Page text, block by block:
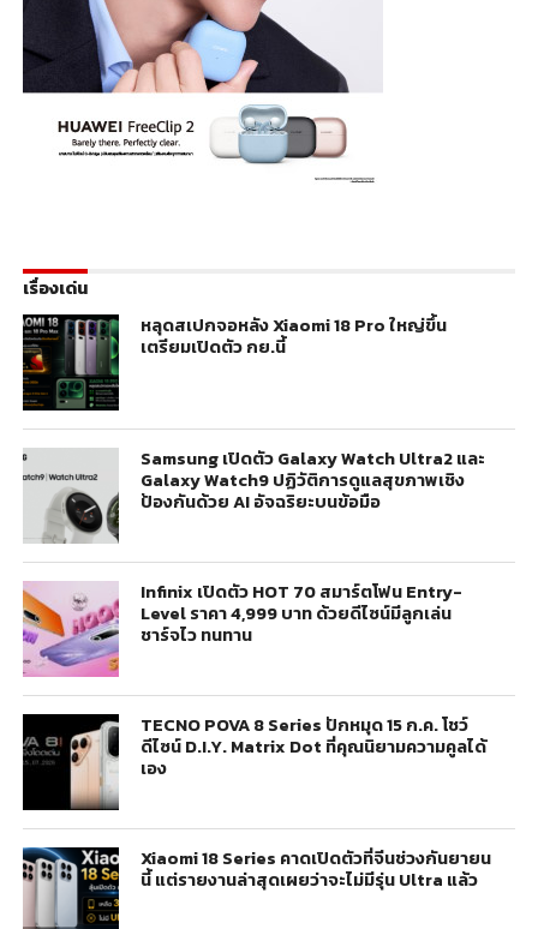
เรื่องเด่น
หลุดสเปกจอหลัง Xiaomi 18 Pro ใหญ่ขึ้น
เตรียมเปิดตัว กย.นี้
Samsung เปิดตัว Galaxy Watch Ultra2 และ
Galaxy Watch9 ปฏิวัติการดูแลสุขภาพเชิง
ป้องกันด้วย AI อัจฉริยะบนข้อมือ
Infinix เปิดตัว HOT 70 สมาร์ตโฟน Entry-
Level ราคา 4,999 บาท ด้วยดีไซน์มีลูกเล่น
ชาร์จไว ทนทาน
TECNO POVA 8 Series ปักหมุด 15 ก.ค. โชว์
ดีไซน์ D.I.Y. Matrix Dot ที่คุณนิยามความคูลได้
เอง
Xiaomi 18 Series คาดเปิดตัวที่จีนช่วงกันยายน
นี้ แต่รายงานล่าสุดเผยว่าจะไม่มีรุ่น Ultra แล้ว